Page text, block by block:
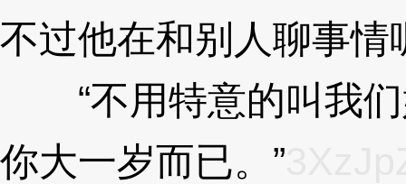
不过他在和别人聊事情
“不用特意的叫我们
你大一岁而已。”